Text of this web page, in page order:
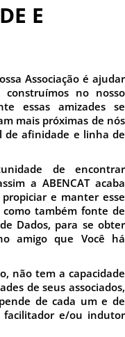
E
Associação é ajudar
construímos no nosso
essas amizades se
mais próximas de nós
de afinidade e linha de
de encontrar
a ABENCAT acaba
e manter esse
como também fonte de
Dados, para se obter
amigo que Você há
não tem a capacidade
de seus associados,
de cada um e de
e/ou indutor